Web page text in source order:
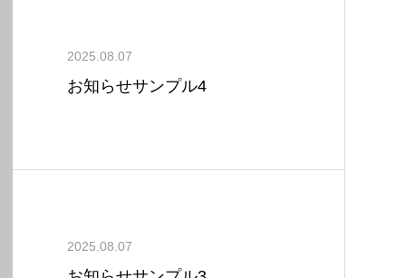
2025.08.07
お知らせサンプル4
2025.08.07